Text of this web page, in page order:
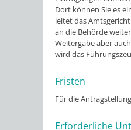
Dort können Sie es
leitet das
an die Behörde
Weitergabe aber
wird das
Fristen
Für die
Erforderliche